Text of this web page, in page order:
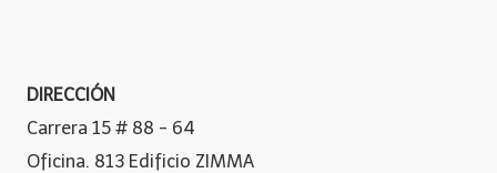
DIRECCIÓN
Carrera 15 # 88 - 64
Oficina. 813 Edificio ZIMMA